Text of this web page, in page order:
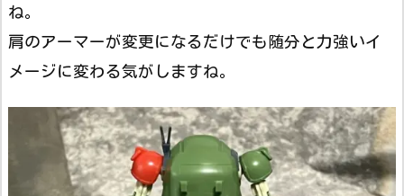
ね。
肩のアーマーが変更になるだけでも随分と力強いイ
メージに変わる気がしますね。